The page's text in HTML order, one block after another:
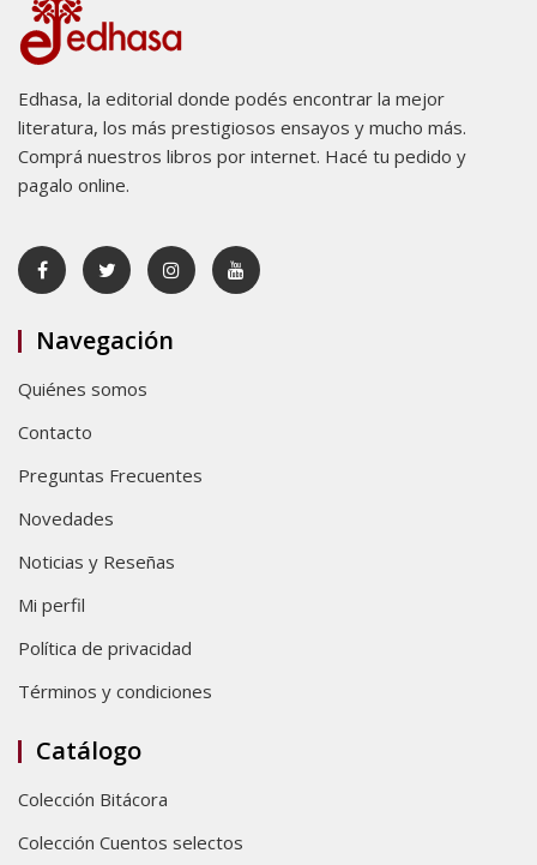
Edhasa, la editorial donde podés encontrar la mejor
literatura, los más prestigiosos ensayos y mucho más.
Comprá nuestros libros por internet. Hacé tu pedido y
pagalo online.
Navegación
Quiénes somos
Contacto
Preguntas Frecuentes
Novedades
Noticias y Reseñas
Mi perfil
Política de privacidad
Términos y condiciones
Catálogo
Colección Bitácora
Colección Cuentos selectos